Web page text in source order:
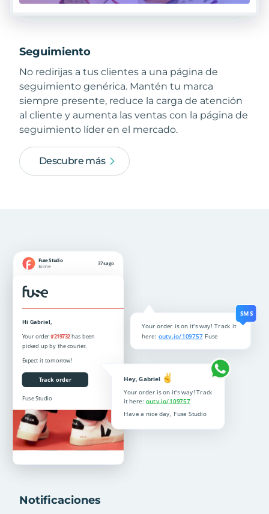
Seguimiento
No redirijas a tus clientes a una página de
seguimiento genérica. Mantén tu marca
siempre presente, reduce la carga de atención
al cliente y aumenta las ventas con la página de
seguimiento líder en el mercado.
Descubre más
Notificaciones